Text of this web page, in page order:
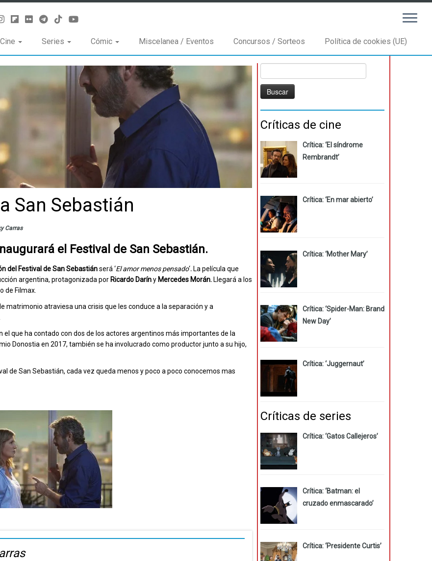
Cine Series Cómic Miscelanea / Eventos Concursos / Sorteos Política de cookies (UE)
San Sebastián
Carras
el Festival de San Sebastián.
del Festival de San Sebastiánserá ‘El amor menos pensado‘. La película que
argentina, protagonizada por Ricardo Daríny Mercedes Morán. Llegará a los
de Filmax.
matrimonio atraviesa una crisis que les conduce a la separación y a
el que ha contado con dos de los actores argentinos más importantes de la
Donostia en 2017, también se ha involucrado como productor junto a su hijo,
de San Sebastián, cada vez queda menos y poco a poco conocemos mas
Críticas de cine
Crítica: ‘El síndrome
Rembrandt’
Crítica: ‘En mar abierto’
Crítica: ‘Mother Mary’
Crítica: ‘Spider-Man: Brand
New Day’
Crítica: ‘Juggernaut’
Críticas de series
Crítica: ‘Gatos Callejeros’
Crítica: ‘Batman: el
cruzado enmascarado’
Crítica: ‘Presidente Curtis’